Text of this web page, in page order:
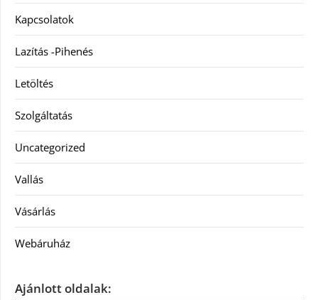
Kapcsolatok
Lazítás -Pihenés
Letöltés
Szolgáltatás
Uncategorized
Vallás
Vásárlás
Webáruház
Ajánlott oldalak: